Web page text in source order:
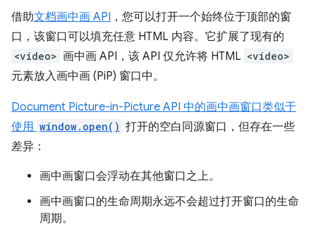
借助文档画中画 API ，您可以打开一个始终位于顶部的窗
口，该窗口可以填充任意 HTML 内容。它扩展了现有的
<video> 画中画 API，该 API 仅允许将 HTML <video>
元素放入画中画 (PiP) 窗口中。
Document Picture-in-Picture API 中的画中画窗口类似于
使用 window.open() 打开的空白同源窗口，但存在一些
差异：
画中画窗口会浮动在其他窗口之上。
画中画窗口的生命周期永远不会超过打开窗口的生命
周期。